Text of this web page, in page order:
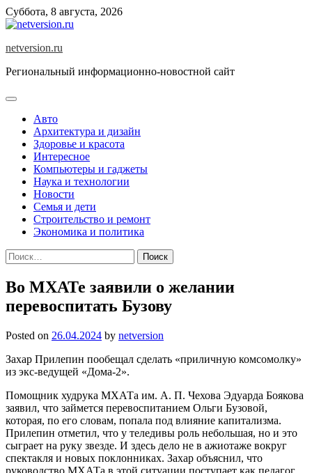
Skip
to
Суббота, 8 августа, 2026
netversion.ru
Региональный информационно-новостной сайт
Авто
Архитектура и дизайн
Здоровье и красота
Интересное
Компьютеры и гаджеты
Наука и технологии
Новости
Семья и дети
Строительство и ремонт
Экономика и политика
Найти:
Во МХАТе заявили о желании
перевоспитать Бузову
Posted on 26.04.2024 by netversion
Захар Прилепин пообещал сделать «приличную комсомолку»
из экс-ведущей «Дома-2».
Помощник худрука МХАТа им. А. П. Чехова Эдуарда Боякова
заявил, что займется перевоспитанием Ольги Бузовой,
которая, по его словам, попала под влияние капитализма.
Прилепин отметил, что у теледивы роль небольшая, но и это
сыграет на руку звезде. И здесь дело не в ажиотаже вокруг
спектакля и новых поклонниках. Захар объяснил, что
руководство МХАТа в этой ситуации поступает как педагог